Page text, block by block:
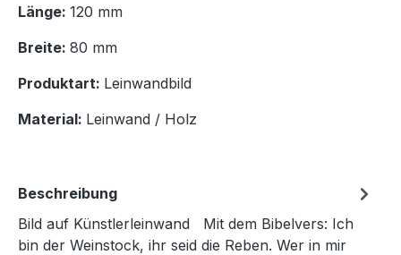
Länge: 120 mm
Breite: 80 mm
Produktart: Leinwandbild
Material: Leinwand / Holz
Beschreibung
Bild auf Künstlerleinwand Mit dem Bibelvers: Ich
bin der Weinstock, ihr seid die Reben. Wer in mir